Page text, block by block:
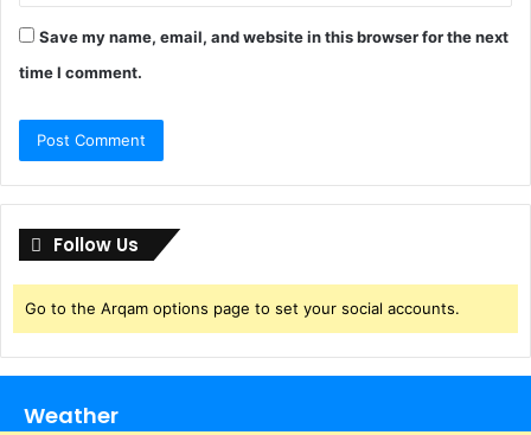
Save my name, email, and website in this browser for the next
time I comment.
Follow Us
Go to the Arqam options page to set your social accounts.
Weather